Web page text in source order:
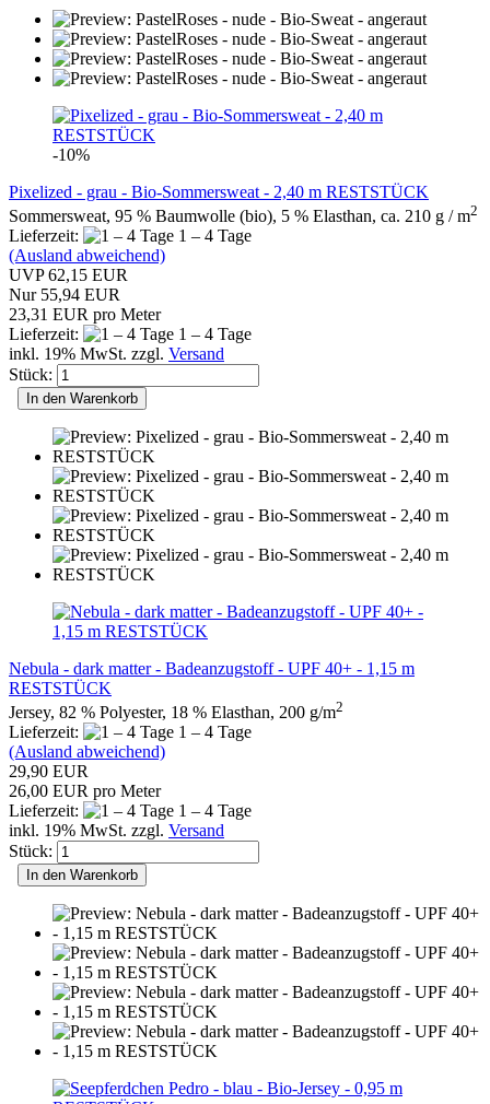
-10%
Pixelized - grau - Bio-Sommersweat - 2,40 m RESTSTÜCK
Sommersweat, 95 % Baumwolle (bio), 5 % Elasthan, ca. 210 g / m2
Lieferzeit:
1 – 4 Tage
(Ausland abweichend)
UVP 62,15 EUR
Nur 55,94 EUR
23,31 EUR pro Meter
Lieferzeit:
1 – 4 Tage
inkl. 19% MwSt. zzgl. Versand
Stück:
In den Warenkorb
Nebula - dark matter - Badeanzugstoff - UPF 40+ - 1,15 m
RESTSTÜCK
Jersey, 82 % Polyester, 18 % Elasthan, 200 g/m2
Lieferzeit:
1 – 4 Tage
(Ausland abweichend)
29,90 EUR
26,00 EUR pro Meter
Lieferzeit:
1 – 4 Tage
inkl. 19% MwSt. zzgl. Versand
Stück:
In den Warenkorb